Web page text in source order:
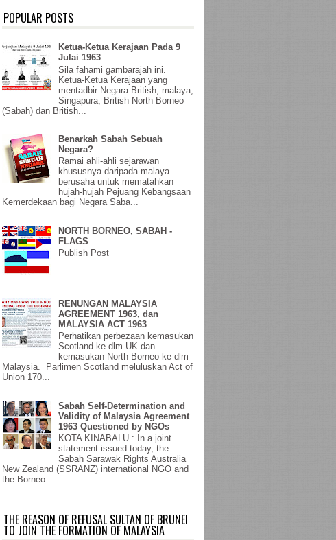
POPULAR POSTS
Ketua-Ketua Kerajaan Pada 9
Julai 1963
Sila fahami gambarajah ini.
Ketua-Ketua Kerajaan yang
mentadbir Negara British, malaya,
Singapura, British North Borneo
(Sabah) dan British...
Benarkah Sabah Sebuah
Negara?
Ramai ahli-ahli sejarawan
khususnya daripada malaya
berusaha untuk mematahkan
hujah-hujah Pejuang Kebangsaan
Kemerdekaan bagi Negara Saba...
NORTH BORNEO, SABAH -
FLAGS
Publish Post
RENUNGAN MALAYSIA
AGREEMENT 1963, dan
MALAYSIA ACT 1963
Perhatikan perbezaan kemasukan
Scotland ke dlm UK dan
kemasukan North Borneo ke dlm
Malaysia. Parlimen Scotland meluluskan Act of
Union 170...
Sabah Self-Determination and
Validity of Malaysia Agreement
1963 Questioned by NGOs
KOTA KINABALU : In a joint
statement issued today, the
Sabah Sarawak Rights Australia
New Zealand (SSRANZ) international NGO and
the Borneo...
THE REASON OF REFUSAL SULTAN OF BRUNEI
TO JOIN THE FORMATION OF MALAYSIA